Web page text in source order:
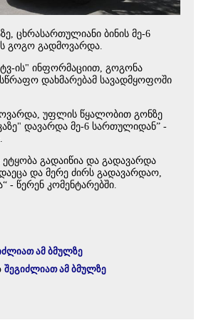
ცხრასართულიანი ბინის მე-6
გოგო გადმოვარდა.
ის" ინფორმაციით, გოგონა
დახმარებამ სავადმყოფოში
უფლის წყალობით გონზე
დავარდა მე-6 სართულიდან” -
გადაიწია და გადავარდა
და მერე ძირს გადავარდაო,
- წერენ კომენტარებში.
ამ ბმულზე
შეგიძლიათ ამ ბმულზე